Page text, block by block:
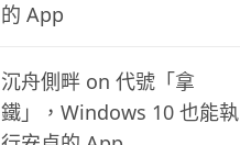
的 App
沉舟側畔 on 代號「拿
鐵」，Windows 10 也能執